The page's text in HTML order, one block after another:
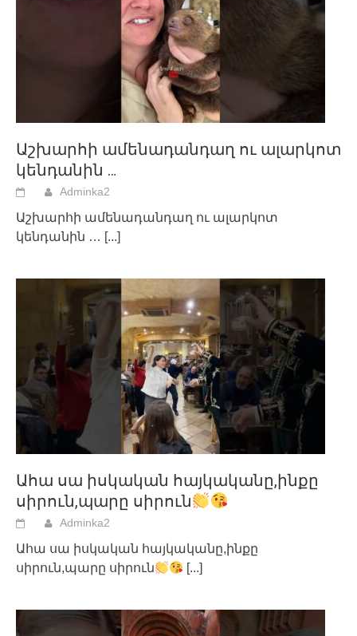
Աշխարհի ամենադանդաղ ու ալարկոտ
կենդանին …
Adminka2
Աշխարհի ամենադանդաղ ու ալարկոտ
կենդանին … [...]
Ահա սա իսկական հայկականը,ինքը
սիրուն,պարը սիրուն
Adminka2
Ահա սա իսկական հայկականը,ինքը
սիրուն,պարը սիրուն
[...]